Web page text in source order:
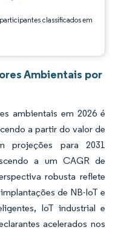
classificados em
Ambientais por
ambientais em 2026 é
a partir do valor de
projeções para 2031
a um CAGR de
robusta reflete
de NB-IoT e
IoT industrial e
acelerados nos